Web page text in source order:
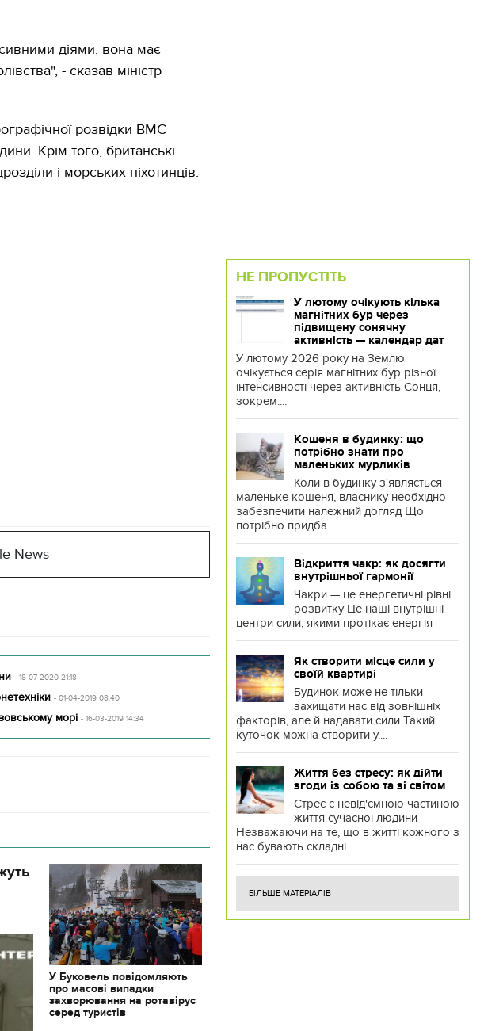
діями, вона має
- сказав міністр
розвідки ВМС
Крім того, британські
і морських піхотинців.
News
- 18-07-2020 21:18
- 01-04-2019 08:40
морі - 16-03-2019 14:34
У Буковель повідомляють
про масові випадки
захворювання на ротавірус
серед туристів
НЕ ПРОПУСТІТЬ
У лютому очікують кілька
магнітних бур через
підвищену сонячну
активність — календар дат
У лютому 2026 року на Землю
очікується серія магнітних бур різної
інтенсивності через активність Сонця,
зокрем....
Кошеня в будинку: що
потрібно знати про
маленьких мурликів
Коли в будинку з'являється
маленьке кошеня, власнику необхідно
забезпечити належний догляд Що
потрібно придба....
Відкриття чакр: як досягти
внутрішньої гармонії
Чакри — це енергетичні рівні
розвитку Це наші внутрішні
центри сили, якими протікає енергія
Як створити місце сили у
своїй квартирі
Будинок може не тільки
захищати нас від зовнішніх
факторів, але й надавати сили Такий
куточок можна створити у....
Життя без стресу: як дійти
згоди із собою та зі світом
Стрес є невід'ємною частиною
життя сучасної людини
Незважаючи на те, що в житті кожного з
нас бувають складні ....
БІЛЬШЕ МАТЕРІАЛІВ